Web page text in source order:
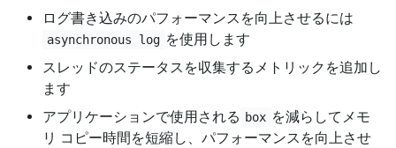
ログ書き込みのパフォーマンスを向上させるには
asynchronous log を使用します
スレッドのステータスを収集するメトリックを追加し
ます
アプリケーションで使用される box を減らしてメモ
リ コピー時間を短縮し、パフォーマンスを向上させ